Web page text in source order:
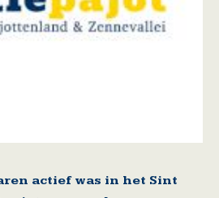
actief was in het Sint